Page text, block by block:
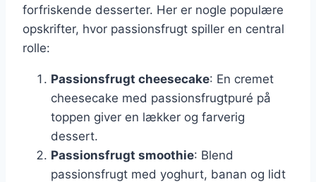
forfriskende desserter. Her er nogle populære
opskrifter, hvor passionsfrugt spiller en central
rolle:
Passionsfrugt cheesecake: En cremet
cheesecake med passionsfrugtpuré på
toppen giver en lækker og farverig
dessert.
Passionsfrugt smoothie: Blend
passionsfrugt med yoghurt, banan og lidt